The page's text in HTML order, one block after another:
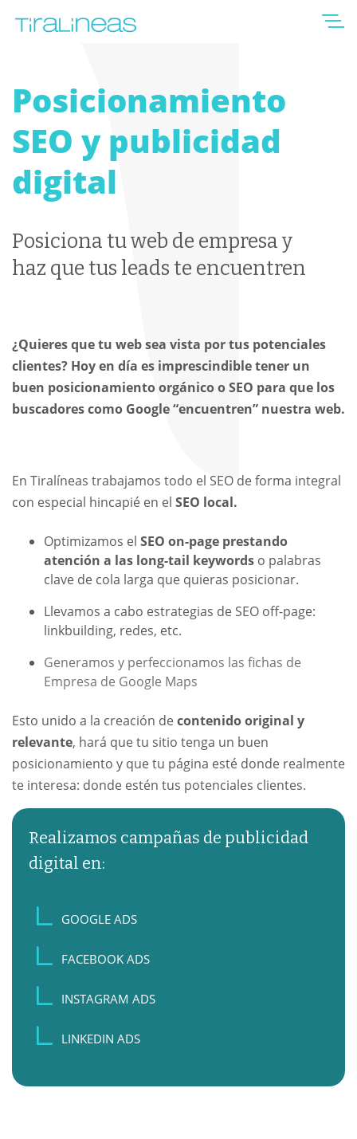
Posicionamiento
SEO y publicidad
digital
Posiciona tu web de empresa y
haz que tus leads te encuentren
¿Quieres que tu web sea vista por tus potenciales
clientes? Hoy en día es imprescindible tener un
buen posicionamiento orgánico o SEO para que los
buscadores como Google “encuentren” nuestra web.
En Tiralíneas trabajamos todo el SEO de forma integral
con especial hincapié en el SEO local.
Optimizamos el SEO on-page prestando
atención a las long-tail keywords o palabras
clave de cola larga que quieras posicionar.
Llevamos a cabo estrategias de SEO off-page:
linkbuilding, redes, etc.
Generamos y perfeccionamos las fichas de
Empresa de Google Maps
Esto unido a la creación de contenido original y
relevante, hará que tu sitio tenga un buen
posicionamiento y que tu página esté donde realmente
te interesa: donde estén tus potenciales clientes.
Realizamos campañas de publicidad
digital en:
GOOGLE ADS
FACEBOOK ADS
INSTAGRAM ADS
LINKEDIN ADS